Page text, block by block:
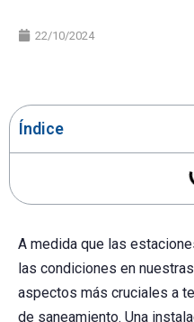
22/10/2024
Índice
A medida que las
las condiciones en
aspectos más cruciales a
de saneamiento. Una